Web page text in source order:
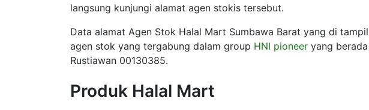
langsung kunjungi alamat agen stokis tersebut.
Data alamat Agen Stok Halal Mart Sumbawa Barat yang di
agen stok yang tergabung dalam group HNI pioneer yang
Rustiawan 00130385.
Produk Halal Mart